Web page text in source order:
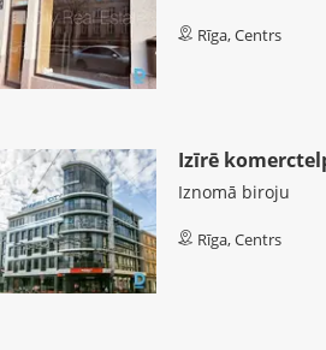
Rīga, Centrs
Izīrē
Iznomā biroju
Rīga, Centrs